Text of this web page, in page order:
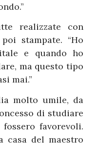
realizzate con
stampate. “Ho
e quando ho
ma questo tipo
mai.”
molto umile, da
di studiare
favorevoli.
casa del maestro